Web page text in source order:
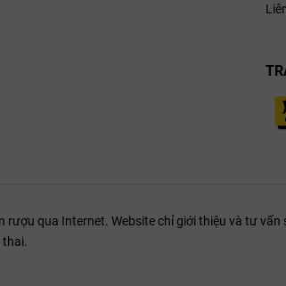
qua Internet. Website chỉ giới thiệu và tư